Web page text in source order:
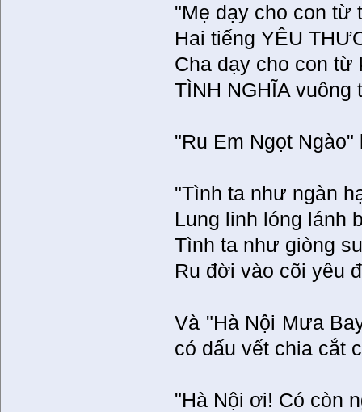
"Mẹ dạy cho con từ
Hai tiếng YÊU
Cha dạy cho con từ
TÌNH NGHĨA vuông
"Ru Em Ngọt
"Tình ta như ngàn
Lung linh lóng lánh
Tình ta như giòng
Ru đời vào cõi yêu
Và "Hà Nội Mưa
có dấu vết chia cắt
"Hà Nội ơi! Có còn